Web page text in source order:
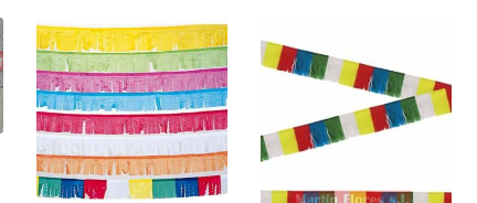
página
de
producto